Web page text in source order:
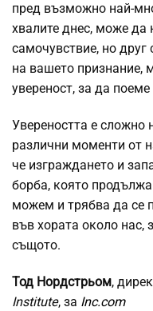
пред възможно най-
хвалите днес, може да
самочувствие, но друг
на вашето признание,
увереност, за да
Увереността е сложно
различни моменти от
че изграждането и
борба, която
можем и трябва да се
във хората около нас,
същото.
Тод Нордстрьом,
Institute, за Inc.com